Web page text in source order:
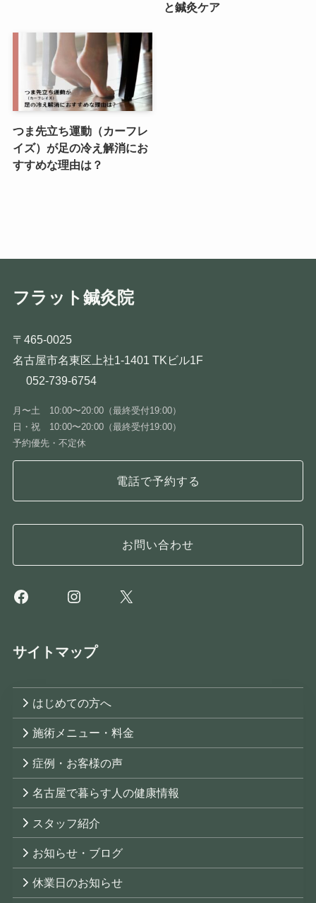
と鍼灸ケア
つま先立ち運動（カーフレ
イズ）が足の冷え解消にお
すすめな理由は？
フラット鍼灸院
〒465-0025
名古屋市名東区上社1-1401 TKビル1F
052-739-6754
月〜土 10:00〜20:00（最終受付19:00）
日・祝 10:00〜20:00（最終受付19:00）
予約優先・不定休
電話で予約する
お問い合わせ
FacebookInstagram
X
サイトマップ
はじめての方へ
施術メニュー・料金
症例・お客様の声
名古屋で暮らす人の健康情報
スタッフ紹介
お知らせ・ブログ
休業日のお知らせ